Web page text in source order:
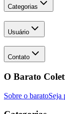
Categorias
Usuário
Contato
O Barato
Sobre o baratoSeja